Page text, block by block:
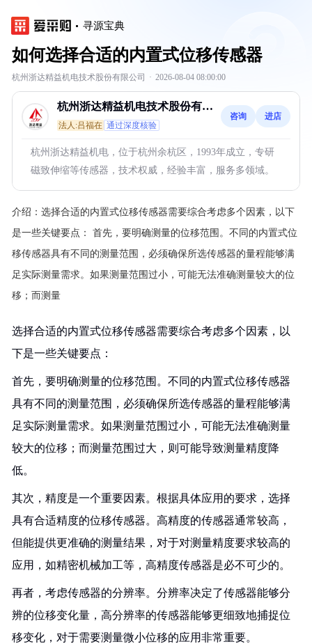
寻源宝典
如何选择合适的内置式位移传感器
杭州浙达精益机电技术股份有限公司 · 2026-08-04 08:00:00
杭州浙达精益机电技术股份有限
公司
法人:吕福在 通过深度核验
咨询 进店
杭州浙达精益机电，位于杭州余杭区，1993年成立，专研
磁致伸缩等传感器，技术权威，经验丰富，服务多领域。
介绍： 选择合适的内置式位移传感器需要综合考虑多个因素，以下
是一些关键要点：
首先，要明确测量的位移范围。不同的内置式位
移传感器具有不同的测量范围，必须确保所选传感器的量程能够满
足实际测量需求。如果测量范围过小，可能无法准确测量较大的位
移；而测量
选择合适的内置式位移传感器需要综合考虑多个因素，以
下是一些关键要点：
首先，要明确测量的位移范围。不同的内置式位移传感器
具有不同的测量范围，必须确保所选传感器的量程能够满
足实际测量需求。如果测量范围过小，可能无法准确测量
较大的位移；而测量范围过大，则可能导致测量精度降
低。
其次，精度是一个重要因素。根据具体应用的要求，选择
具有合适精度的位移传感器。高精度的传感器通常较高，
但能提供更准确的测量结果，对于对测量精度要求较高的
应用，如精密机械加工等，高精度传感器是必不可少的。
再者，考虑传感器的分辨率。分辨率决定了传感器能够分
辨的位移变化量，高分辨率的传感器能够更细致地捕捉位
移变化，对于需要测量微小位移的应用非常重要。